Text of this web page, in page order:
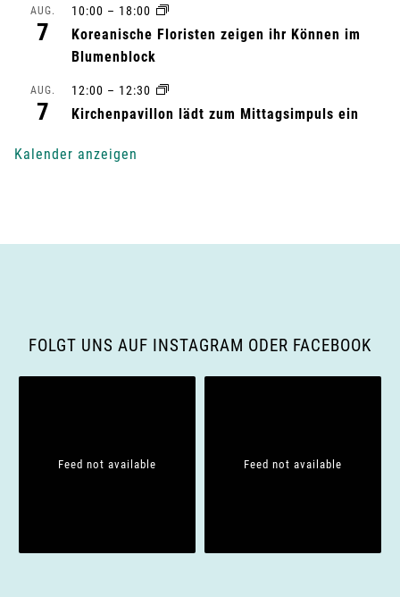
-
a
AUG.
7
10:00 – 18:00
Koreanische Floristen zeigen ihr Können im
Blumenblock
AUG.
7
12:00 – 12:30
Kirchenpavillon lädt zum Mittagsimpuls ein
Kalender anzeigen
FOLGT UNS AUF INSTAGRAM ODER FACEBOOK
Feed not available Feed not available